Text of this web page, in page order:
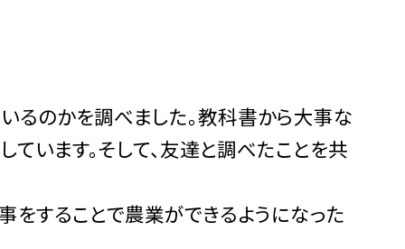
るのかを調べました。教科書から大事な
ています。そして、友達と調べたことを共
することで農業ができるようになった